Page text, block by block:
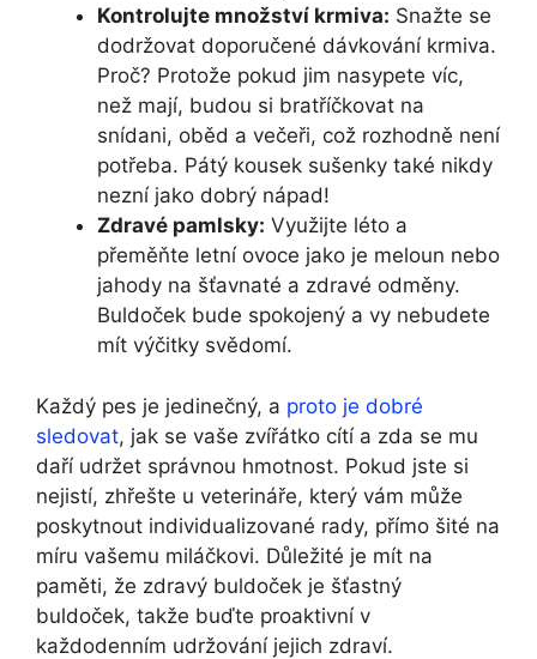
Kontrolujte množství krmiva: Snažte se‌
dodržovat doporučené dávkování ⁣krmiva.
Proč? ‌Protože pokud jim nasypete víc,
než mají, budou si bratříčkovat na
snídani, oběd ⁤a⁢ večeři,⁢ což⁢ rozhodně není
potřeba. Pátý kousek sušenky také nikdy
nezní jako dobrý nápad!
Zdravé pamlsky: Využijte léto a
přeměňte letní‌ ovoce jako je meloun nebo
jahody na šťavnaté a zdravé odměny.⁤
Buldoček bude spokojený a⁤ vy nebudete
mít výčitky⁤ svědomí.
Každý⁢ pes je jedinečný, a proto je dobré
sledovat, jak se vaše zvířátko cítí a zda ‍se mu
daří​ udržet správnou hmotnost. Pokud jste si
nejistí,‌ zhřešte‌ u veterináře, který vám ⁢může
poskytnout​ individualizované rady, přímo šité na
míru vašemu miláčkovi. Důležité je mít na⁤
paměti, že zdravý buldoček je šťastný
buldoček, takže buďte proaktivní v‌
každodenním udržování jejich zdraví.